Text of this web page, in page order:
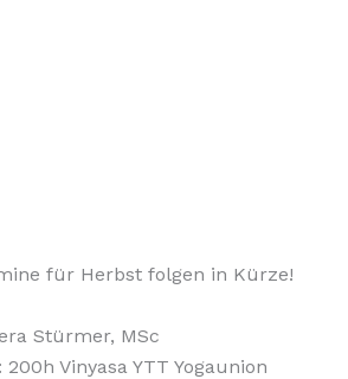
für Herbst folgen in Kürze!
Stürmer, MSc
Vinyasa YTT Yogaunion